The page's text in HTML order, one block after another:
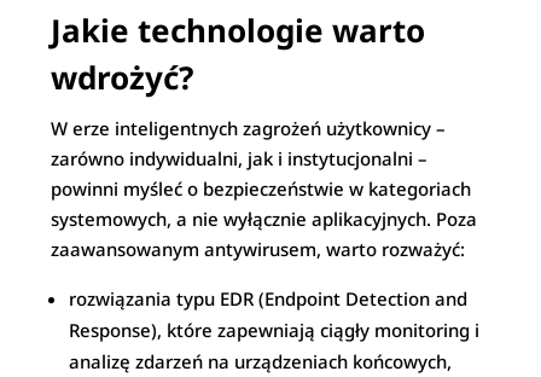
Jakie technologie warto
wdrożyć?
W erze inteligentnych zagrożeń użytkownicy –
zarówno indywidualni, jak i instytucjonalni –
powinni myśleć o bezpieczeństwie w kategoriach
systemowych, a nie wyłącznie aplikacyjnych. Poza
zaawansowanym antywirusem, warto rozważyć:
rozwiązania typu EDR (Endpoint Detection and
Response), które zapewniają ciągły monitoring i
analizę zdarzeń na urządzeniach końcowych,